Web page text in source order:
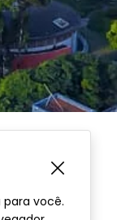
você.